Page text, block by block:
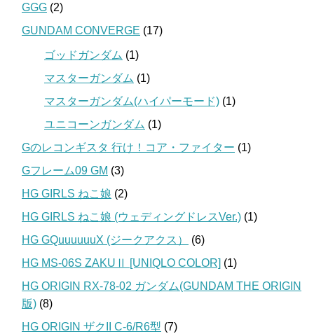
GGG (2)
GUNDAM CONVERGE (17)
ゴッドガンダム (1)
マスターガンダム (1)
マスターガンダム(ハイパーモード) (1)
ユニコーンガンダム (1)
Gのレコンギスタ 行け！コア・ファイター (1)
Gフレーム09 GM (3)
HG GIRLS ねこ娘 (2)
HG GIRLS ねこ娘 (ウェディングドレスVer.) (1)
HG GQuuuuuuX (ジークアクス）
(6)
HG MS-06S ZAKUⅡ [UNIQLO COLOR] (1)
HG ORIGIN RX-78-02 ガンダム(GUNDAM THE ORIGIN
版) (8)
HG ORIGIN ザクII C-6/R6型 (7)